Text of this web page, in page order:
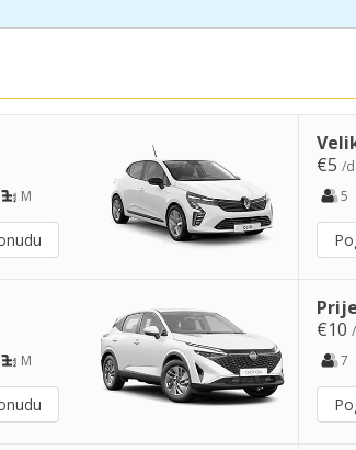
M
€5 /
5
M
€10
7